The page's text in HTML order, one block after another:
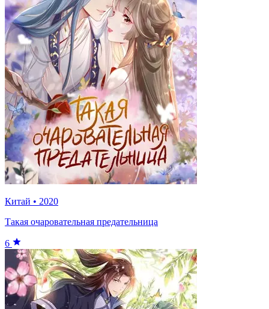
Китай • 2020
Такая очаровательная предательница
6